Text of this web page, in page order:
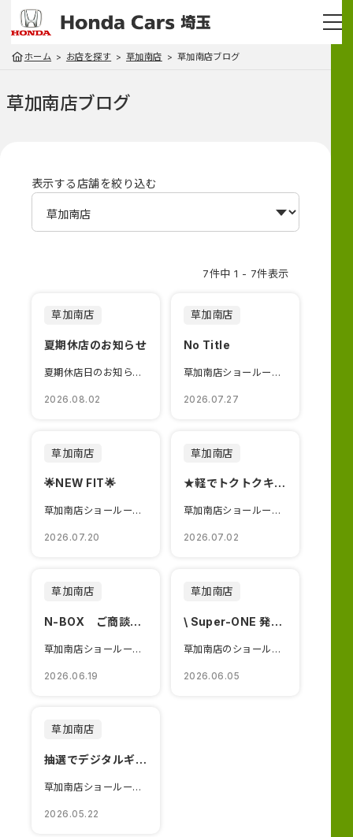
ホーム お店を探す 草加南店 草加南店ブログ
草加南店ブログ
表示する店舗を絞り込む
7件中 1 - 7件表示
草加南店
2026.08.02
夏期休店のお知らせ
夏期休店日のお知らせです。
草加南店
2026.07.27
No Title
草加南店ショールームブログをご覧いただきありがとうございます😊N...
草加南店
2026.07.20
🌟NEW FIT🌟
草加南店ショールームブログをご覧いただきありがとうございます🌞N...
草加南店
2026.07.02
★軽でトクトクキャンペーン★
草加南店ショールームブログをご覧いただきありがとうございます軽でトクトクキャンペ...
草加南店
2026.06.19
N-BOX ご商談・査定で！！
草加南店ショールームブログをご覧いただきありがとうございます😊た...
草加南店
2026.06.05
\ Super-ONE 発売✨ /
草加南店のショールームブログをご覧いただきありがとうございます🌸...
草加南店
2026.05.22
抽選でデジタルギフト当たるチャンス！！
草加南店ショールームブログをご覧いただきありがとうございます😊た...